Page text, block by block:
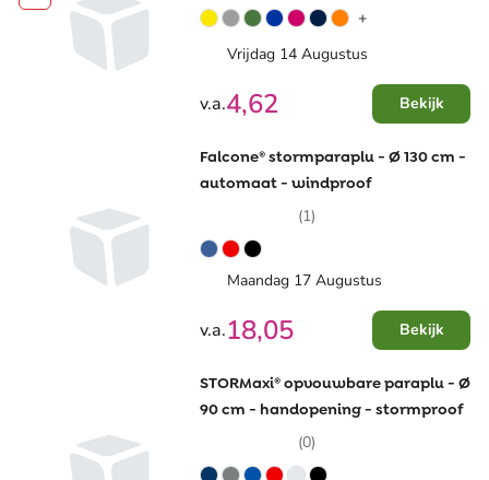
+
Vrijdag 14 Augustus
v.a.4,62 Bekijk
Falcone® stormparaplu - Ø 130 cm -
automaat - windproof
(1)
Maandag 17 Augustus
v.a.18,05 Bekijk
STORMaxi® opvouwbare paraplu - Ø
90 cm - handopening - stormproof
(0)